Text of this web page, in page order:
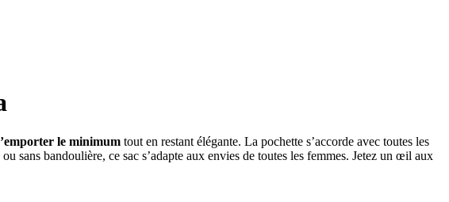
le minimum tout en restant élégante. La pochette s’accorde avec toutes les
sans bandoulière, ce sac s’adapte aux envies de toutes les femmes. Jetez un œil aux